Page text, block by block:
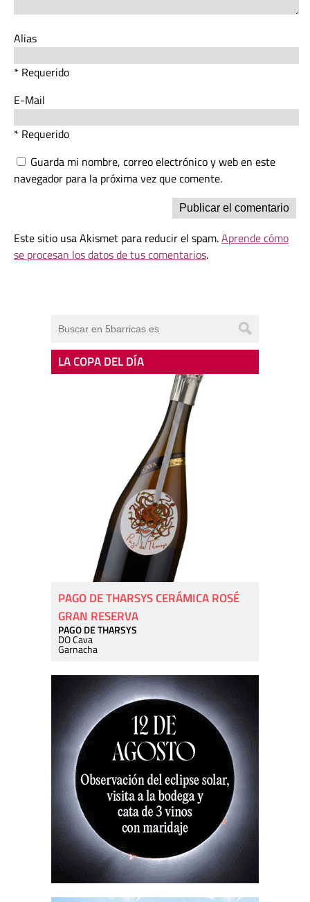
Alias
* Requerido
E-Mail
* Requerido
Guarda mi nombre, correo electrónico y web en este
navegador para la próxima vez que comente.
Este sitio usa Akismet para reducir el spam.Aprende cómo
se procesan los datos de tus comentarios.
LA COPA DEL DÍA
PAGO DE THARSYS CERÁMICA ROSÉ
GRAN RESERVA
PAGO DE THARSYS
DO Cava
Garnacha